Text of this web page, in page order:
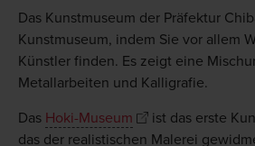
Das Kunstmuseum der Präfektur
Kunstmuseum, indem Sie vor allem
Künstler finden. Es zeigt eine
Metallarbeiten und Kalligrafie.
Das Hoki-Museum
ist das erste
das der realistischen Malerei